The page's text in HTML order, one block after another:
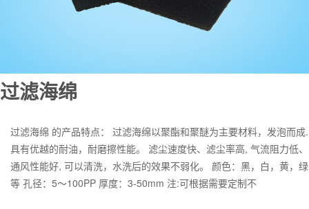
过滤海绵
过滤海绵 的产品特点： 过滤海绵以聚酯和聚醚为主要材料，发泡而成.
具有优越的耐油，耐磨擦性能。 滤尘速度快、滤尘率高, 气流阻力低、
通风性能好, 可以清洗，水洗后的效果不弱化。 颜色：黑，白，黄，绿
等 孔径：5～100PP 厚度：3-50mm 注:可根据需要定制不